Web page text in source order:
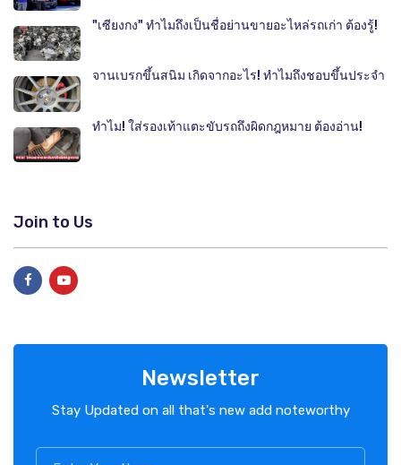
"เซียงกง" ทำไมถึงเป็นชื่อย่านขายอะไหล่รถเก่า ต้องรู้!
จานเบรกขึ้นสนิม เกิดจากอะไร! ทำไมถึงชอบขึ้นประจำ
ทำไม! ใส่รองเท้าแตะขับรถถึงผิดกฎหมาย ต้องอ่าน!
Join to Us
Newsletter
Stay Updated on all that's new add noteworthy